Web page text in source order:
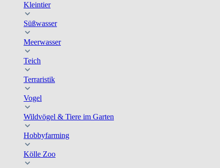
Kleintier
Süßwasser
Meerwasser
Teich
Terraristik
Vogel
Wildvögel & Tiere im Garten
Hobbyfarming
Kölle Zoo